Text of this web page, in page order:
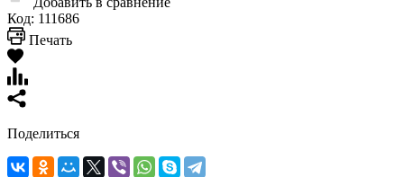
Код: 111686
Печать
Поделиться